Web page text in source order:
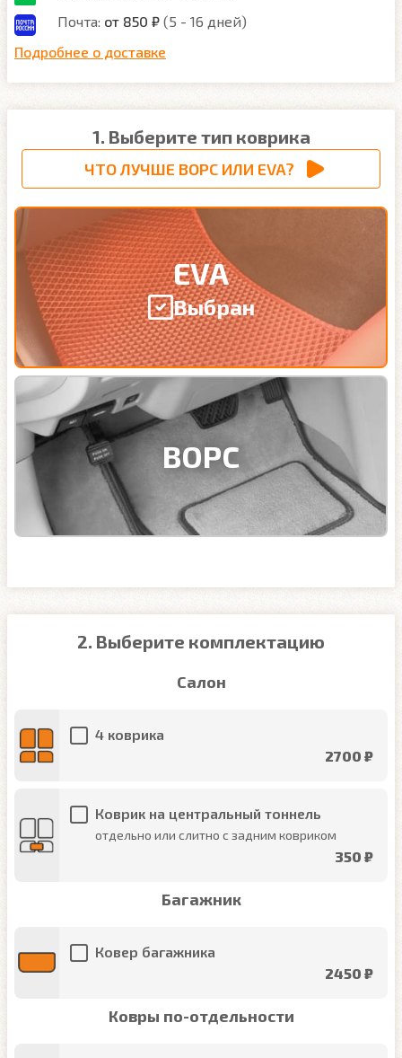
Почта: от 850 ₽ (5 - 16 дней)
Подробнее о доставке
1. Выберите тип коврика
ЧТО ЛУЧШЕ ВОРС ИЛИ EVA?
EVA
Выбран
ВОРС
2. Выберите комплектацию
Салон
4 коврика
2700 ₽
Коврик на центральный тоннель
отдельно или слитно с задним ковриком
350 ₽
Багажник
Ковер багажника
2450 ₽
Ковры по-отдельности